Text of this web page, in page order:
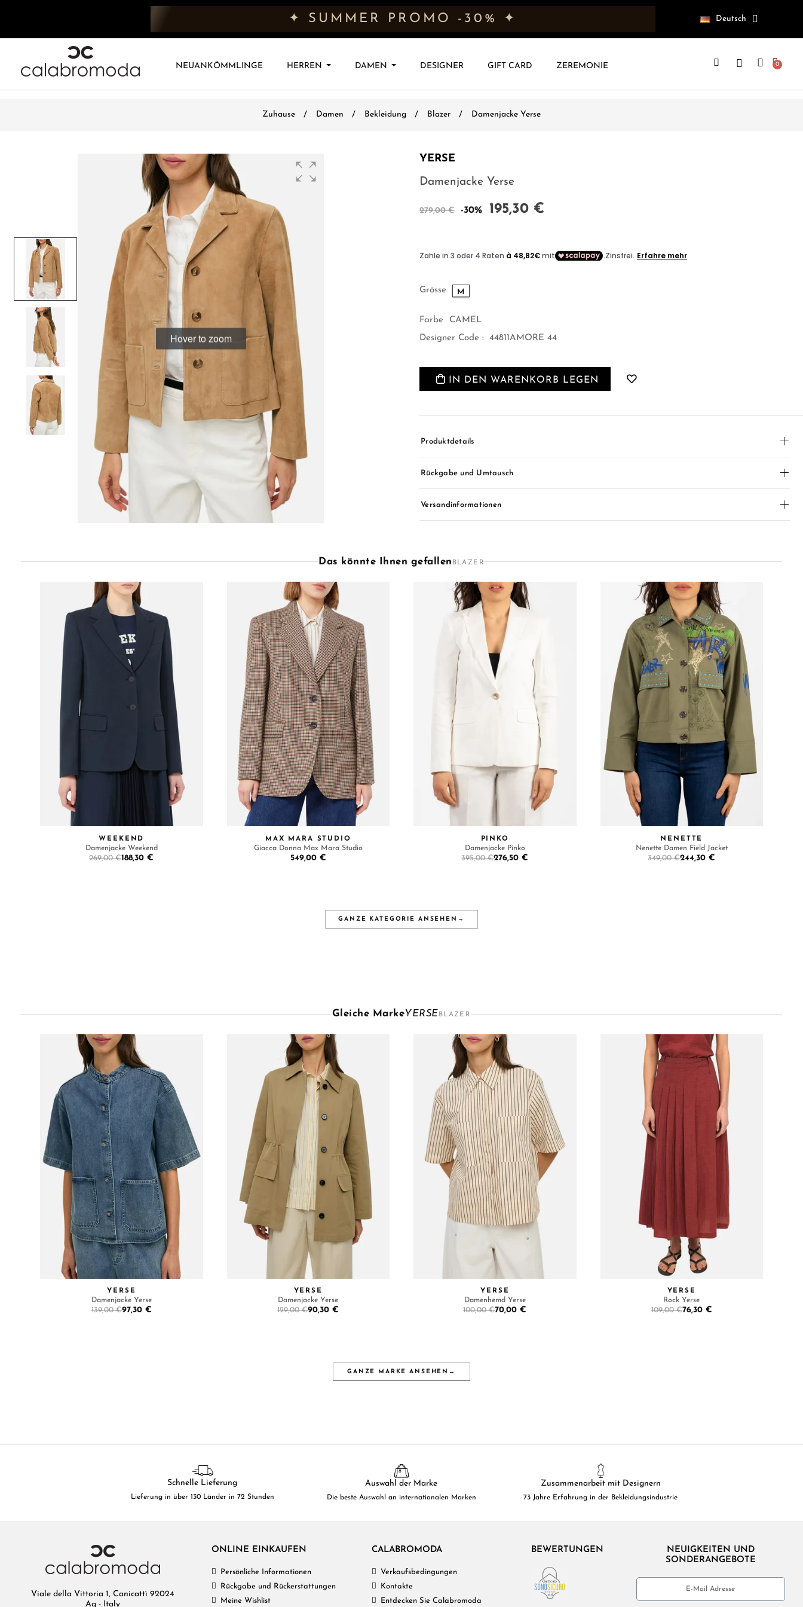
✦ SUMMER PROMO -30% ✦ Deutsch
NEUANKÖMMLINGE HERREN DAMEN DESIGNER GIFT CARD ZEREMONIE
Zuhause Damen Bekleidung Blazer Damenjacke Yerse
YERSE
Damenjacke Yerse
279,00 € -30% 195,30 €
Grösse M
Farbe
CAMEL
Designer Code :
44811AMORE 44
IN DEN WARENKORB LEGEN
Produktdetails
Rückgabe und Umtausch
Versandinformationen
Das könnte Ihnen gefallen BLAZER
WEEKEND
Damenjacke Weekend
269,00 €188,30 €
MAX MARA STUDIO
Giacca Donna Max Mara Studio
549,00 €
PINKO
Damenjacke Pinko
395,00 €276,50 €
NENETTE
Nenette Damen Field Jacket
349,00 €244,30 €
GANZE KATEGORIE ANSEHEN →
Gleiche MarkeYERSE BLAZER
YERSE
Damenjacke Yerse
139,00 €97,30 €
YERSE
Damenjacke Yerse
129,00 €90,30 €
YERSE
Damenhemd Yerse
100,00 €70,00 €
YERSE
Rock Yerse
109,00 €76,30 €
GANZE MARKE ANSEHEN →
Schnelle Lieferung
Lieferung in über 130 Länder in 72 Stunden
Auswahl der Marke
Die beste Auswahl an internationalen Marken
Zusammenarbeit mit Designern
73 Jahre Erfahrung in der Bekleidungsindustrie
Viale della Vittoria 1, Canicattì 92024
Ag - Italy
ONLINE EINKAUFEN
Persönliche Informationen
Rückgabe und Rückerstattungen
Meine Wishlist
CALABROMODA
Verkaufsbedingungen
Kontakte
Entdecken Sie Calabromoda
BEWERTUNGEN
NEUIGKEITEN UND
SONDERANGEBOTE